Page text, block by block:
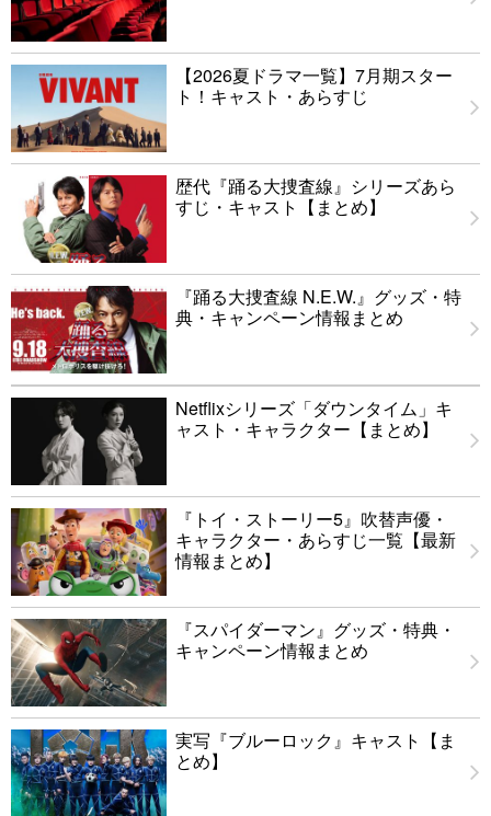
【2026夏ドラマ一覧】7月期スター
ト！キャスト・あらすじ
歴代『踊る大捜査線』シリーズあら
すじ・キャスト【まとめ】
『踊る大捜査線 N.E.W.』グッズ・特
典・キャンペーン情報まとめ
Netflixシリーズ「ダウンタイム」キ
ャスト・キャラクター【まとめ】
『トイ・ストーリー5』吹替声優・
キャラクター・あらすじ一覧【最新
情報まとめ】
『スパイダーマン』グッズ・特典・
キャンペーン情報まとめ
実写『ブルーロック』キャスト【ま
とめ】